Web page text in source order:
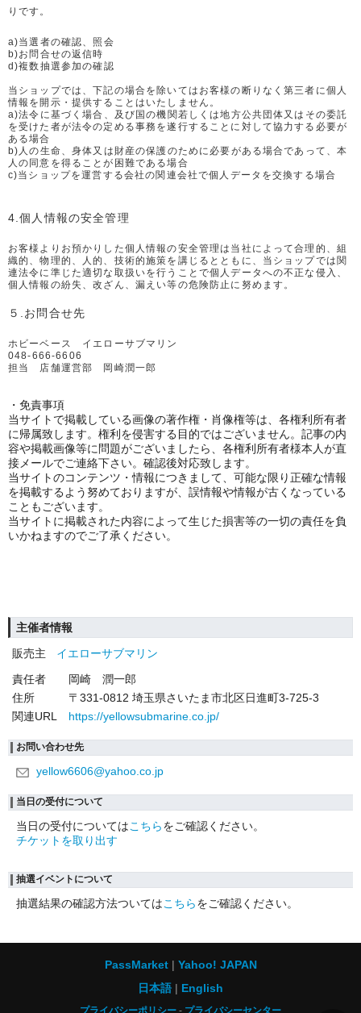
りです。
a)当選者の確認、照会
b)お問合せの返信時
d)複数抽選参加の確認
当ショップでは、下記の場合を除いてはお客様の断りなく第三者に個人
情報を開示・提供することはいたしません。
a)法令に基づく場合、及び国の機関若しくは地方公共団体又はその委託
を受けた者が法令の定める事務を遂行することに対して協力する必要が
ある場合
b)人の生命、身体又は財産の保護のために必要がある場合であって、本
人の同意を得ることが困難である場合
c)当ショップを運営する会社の関連会社で個人データを交換する場合
4.個人情報の安全管理
お客様よりお預かりした個人情報の安全管理は当社によって合理的、組
織的、物理的、人的、技術的施策を講じるとともに、当ショップでは関
連法令に準じた適切な取扱いを行うことで個人データへの不正な侵入、
個人情報の紛失、改ざん、漏えい等の危険防止に努めます。
５.お問合せ先
ホビーベース イエローサブマリン
048-666-6606
担当 店舗運営部 岡崎潤一郎
・免責事項
当サイトで掲載している画像の著作権・肖像権等は、各権利所有者
に帰属致します。権利を侵害する目的ではございません。記事の内
容や掲載画像等に問題がございましたら、各権利所有者様本人が直
接メールでご連絡下さい。確認後対応致します。
当サイトのコンテンツ・情報につきまして、可能な限り正確な情報
を掲載するよう努めておりますが、誤情報や情報が古くなっている
こともございます。
当サイトに掲載された内容によって生じた損害等の一切の責任を負
いかねますのでご了承ください。
主催者情報
販売主
イエローサブマリン
責任者
岡崎 潤一郎
住所
〒331-0812 埼玉県さいたま市北区日進町3-725-3
関連URL
https://yellowsubmarine.co.jp/
お問い合わせ先
yellow6606@yahoo.co.jp
当日の受付について
当日の受付についてはこちらをご確認ください。
チケットを取り出す
抽選イベントについて
抽選結果の確認方法ついてはこちらをご確認ください。
PassMarket
Yahoo! JAPAN
日本語
English
プライバシーポリシー プライバシーセンター